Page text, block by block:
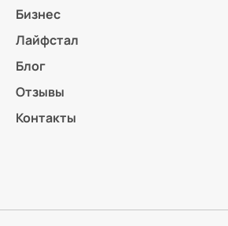
Бизнес
Лайфстал
Блог
Отзывы
Контакты